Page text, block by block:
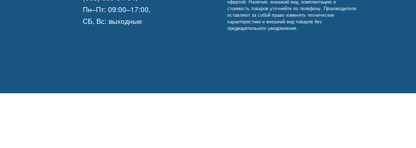
Пн–Пт: 09:00–17:00,
СБ, Вс: выходные
офертой. Наличие, внешний вид, комплектацию и
стоимость товаров уточняйте по телефону. Производители
оставляют за собой право изменять технические
характеристики и внешний вид товаров без
предварительного уведомления.